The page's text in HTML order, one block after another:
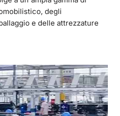
degli
e delle attrezzature